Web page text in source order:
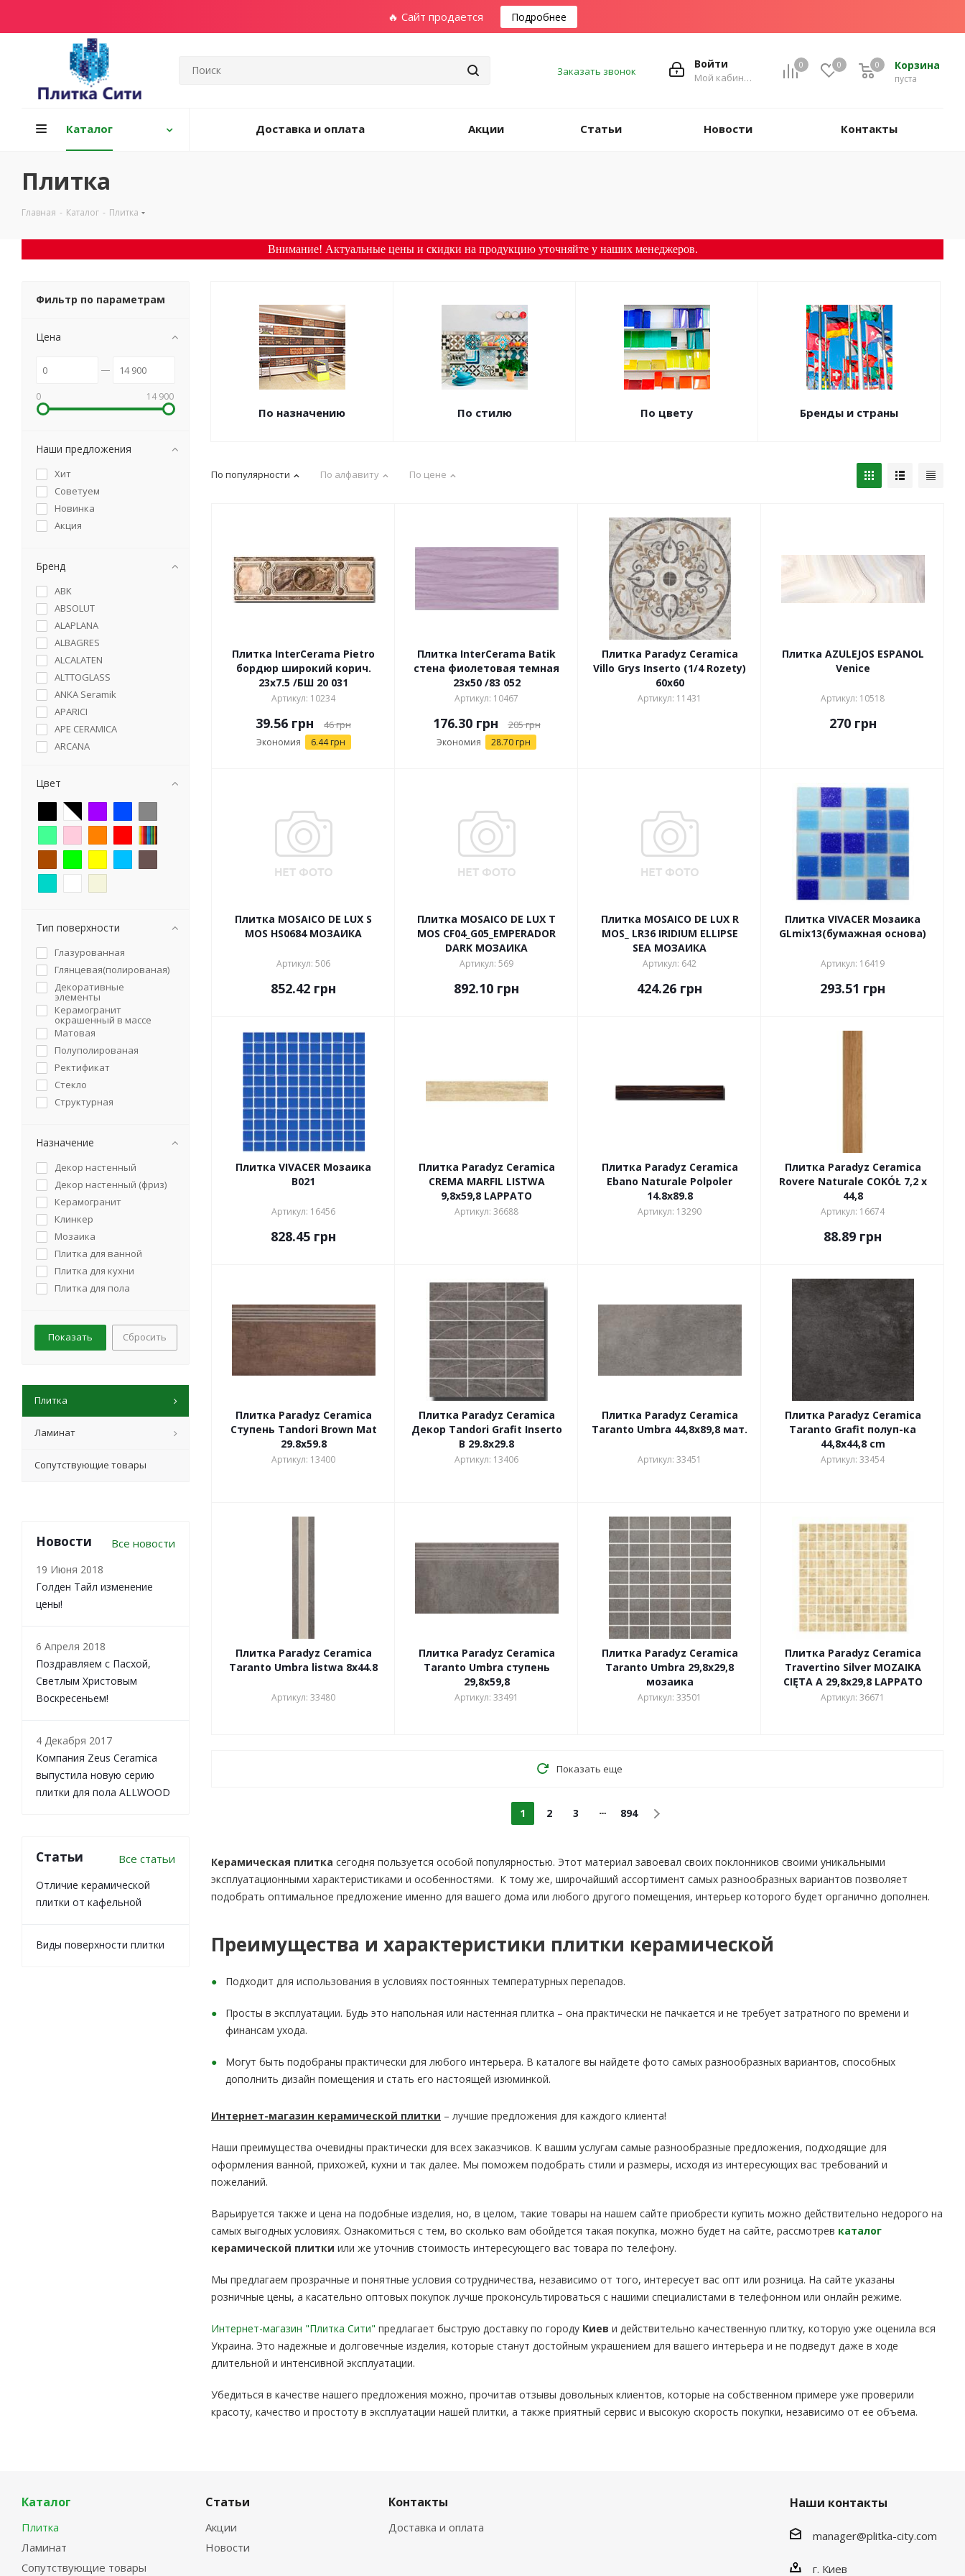
🔥 Сайт продается Подробнее
0 0 Корзина
пуста
0
Войти
Мой кабинет
Заказать звонок
Каталог Доставка и оплата Акции Статьи Новости Контакты
Плитка
Главная - Каталог - Плитка
Внимание! Актуальные цены и скидки на продукцию уточняйте у наших менеджеров.
По назначению По стилю По цвету Бренды и страны
По популярности По алфавиту По цене
Плитка InterCerama Pietro
бордюр широкий корич.
23x7.5 /БШ 20 031
Артикул: 10234
39.56 грн 46грн
Экономия 6.44 грн
Плитка InterCerama Batik
стена фиолетовая темная
23х50 /83 052
Артикул: 10467
176.30грн 205грн
Экономия 28.70 грн
Плитка Paradyz Ceramica
Villo Grys Inserto (1/4 Rozety)
60x60
Артикул: 11431
Плитка AZULEJOS ESPANOL
Venice
Артикул: 10518
270грн
Плитка MOSAICO DE LUX S
MOS HS0684 МОЗАИКА
Артикул: 506
852.42 грн
Плитка MOSAICO DE LUX T
MOS CF04_G05_EMPERADOR
DARK МОЗАИКА
Артикул: 569
892.10 грн
Плитка MOSAICO DE LUX R
MOS_ LR36 IRIDIUM ELLIPSE
SEA МОЗАИКА
Артикул: 642
424.26 грн
Плитка VIVACER Мозаика
GLmix13(бумажная основа)
Артикул: 16419
293.51 грн
Плитка VIVACER Мозаика
B021
Артикул: 16456
828.45 грн
Плитка Paradyz Ceramica
CREMA MARFIL LISTWA
9,8х59,8 LAPPATO
Артикул: 36688
Плитка Paradyz Ceramica
Ebano Naturale Polpoler
14.8x89.8
Артикул: 13290
Плитка Paradyz Ceramica
Rovere Naturale COKÓŁ 7,2 x
44,8
Артикул: 16674
88.89 грн
Плитка Paradyz Ceramica
Ступень Tandori Brown Mat
29.8x59.8
Артикул: 13400
Плитка Paradyz Ceramica
Декор Tandori Grafit Inserto
B 29.8x29.8
Артикул: 13406
Плитка Paradyz Ceramica
Taranto Umbra 44,8х89,8 мат.
Артикул: 33451
Плитка Paradyz Ceramica
Taranto Grafit полуп-ка
44,8x44,8 cm
Артикул: 33454
Плитка Paradyz Ceramica
Taranto Umbra listwa 8x44.8
Артикул: 33480
Плитка Paradyz Ceramica
Taranto Umbra ступень
29,8х59,8
Артикул: 33491
Плитка Paradyz Ceramica
Taranto Umbra 29,8х29,8
мозаика
Артикул: 33501
Плитка Paradyz Ceramica
Travertino Silver MOZAIKA
CIĘTA A 29,8х29,8 LAPPATO
Артикул: 36671
Показать еще
1 2 3 894
Керамическая плитка сегодня пользуется особой популярностью. Этот материал завоевал своих поклонников своими уникальными
эксплуатационными характеристиками и особенностями. К тому же, широчайший ассортимент самых разнообразных вариантов позволяет
подобрать оптимальное предложение именно для вашего дома или любого другого помещения, интерьер которого будет органично дополнен.
Преимущества и характеристики плитки керамической
Подходит для использования в условиях постоянных температурных перепадов.
Просты в эксплуатации. Будь это напольная или настенная плитка – она практически не пачкается и не требует затратного по времени и
финансам ухода.
Могут быть подобраны практически для любого интерьера. В каталоге вы найдете фото самых разнообразных вариантов, способных
дополнить дизайн помещения и стать его настоящей изюминкой.
Интернет-магазин керамической плитки – лучшие предложения для каждого клиента!
Наши преимущества очевидны практически для всех заказчиков. К вашим услугам самые разнообразные предложения, подходящие для
оформления ванной, прихожей, кухни и так далее. Мы поможем подобрать стили и размеры, исходя из интересующих вас требований и
пожеланий.
Варьируется также и цена на подобные изделия, но, в целом, такие товары на нашем сайте приобрести купить можно действительно недорого на
самых выгодных условиях. Ознакомиться с тем, во сколько вам обойдется такая покупка, можно будет на сайте, рассмотрев каталог
керамической плитки или же уточнив стоимость интересующего вас товара по телефону.
Мы предлагаем прозрачные и понятные условия сотрудничества, независимо от того, интересует вас опт или розница. На сайте указаны
розничные цены, а касательно оптовых покупок лучше проконсультироваться с нашими специалистами в телефонном или онлайн режиме.
Интернет-магазин "Плитка Сити" предлагает быструю доставку по городу Киев и действительно качественную плитку, которую уже оценила вся
Украина. Это надежные и долговечные изделия, которые станут достойным украшением для вашего интерьера и не подведут даже в ходе
длительной и интенсивной эксплуатации.
Убедиться в качестве нашего предложения можно, прочитав отзывы довольных клиентов, которые на собственном примере уже проверили
красоту, качество и простоту в эксплуатации нашей плитки, а также приятный сервис и высокую скорость покупки, независимо от ее объема.
Фильтр по параметрам
Цена
0 14 900
Наши предложения
Хит
Советуем
Новинка
Акция
Бренд
ABK
ABSOLUT
ALAPLANA
ALBAGRES
ALCALATEN
ALTTOGLASS
ANKA Seramik
APARICI
APE CERAMICA
ARCANA
Argenta Ceramica
ATIS
AZTECA
AZULEJOS BENADRESA
AZULINDUS&MARTI
BALDOCER
Benison
BESTILE
CAESAR
CERACASA CERAMICA
CERAMICA COLOR
CERAMICA GOMEZ
CERAMICA GRES
CERAMICA KONSKIE
CERAMICHE RICCHETTI
CERIM
CERRAD
CERROL
CERSANIT
DUAL GRES
DVARCIONIU Вильнюс
EXAGRES
EXPOTILE
FANAL
GAMBARELLI
Golden Tile
HISPANIA CERAMICA
HYDRA
IBERO
IMEX-мозаика
IMPRONTA
INCEAZAHAR
InterCerama
IRIS
KERABEN
KERAMA MARAZZI
LA FAENZA
LANTIC COLONIAL
Lotus Ceramica
LUCENA CERAMICA
MAPISA CERAMICA
Saloni
SANCHIS
Цвет
Тип поверхности
Глазурованная
Глянцевая(полированая)
Декоративные
элементы
Керамогранит
окрашенный в массе
Матовая
Полуполированая
Ректификат
Стекло
Структурная
Назначение
Декор настенный
Декор настенный (фриз)
Керамогранит
Клинкер
Мозаика
Плитка для ванной
Плитка для кухни
Плитка для пола
Сбросить
Плитка
Ламинат
Сопутствующие товары
Новости Все новости
19 Июня 2018
Голден Тайл изменение
цены!
6 Апреля 2018
Поздравляем с Пасхой,
Светлым Христовым
Воскресеньем!
4 Декабря 2017
Компания Zeus Ceramica
выпустила новую серию
плитки для пола ALLWOOD
Статьи Все статьи
Отличие керамической
плитки от кафельной
Виды поверхности плитки
Каталог
Плитка
Ламинат
Сопутствующие товары
Статьи
Акции
Новости
Контакты
Доставка и оплата
Наши контакты
manager@plitka-city.com
г. Киев